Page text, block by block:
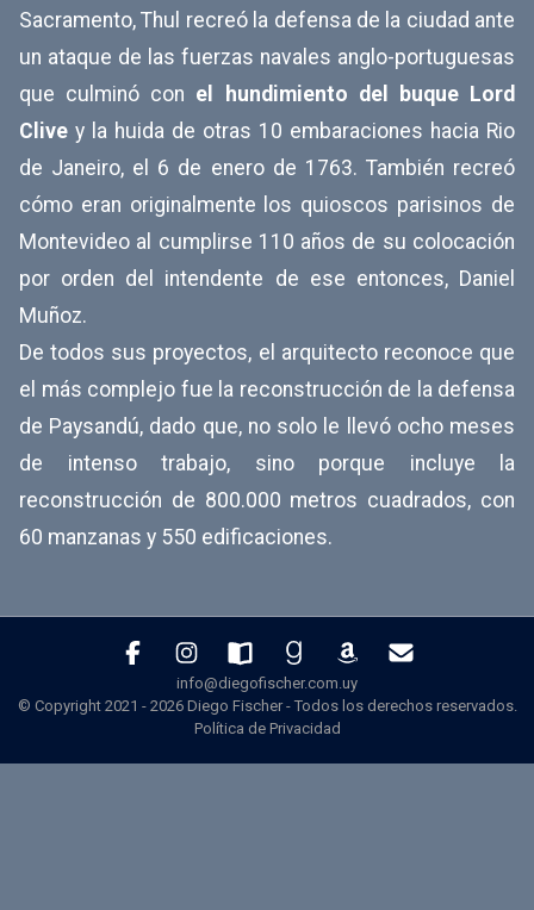
Sacramento, Thul recreó la defensa de la ciudad ante
un ataque de las fuerzas navales anglo-portuguesas
que culminó con el hundimiento del buque Lord
Clive y la huida de otras 10 embaraciones hacia Rio
de Janeiro, el 6 de enero de 1763. También recreó
cómo eran originalmente los quioscos parisinos de
Montevideo al cumplirse 110 años de su colocación
por orden del intendente de ese entonces, Daniel
Muñoz.
De todos sus proyectos, el arquitecto reconoce que
el más complejo fue la reconstrucción de la defensa
de Paysandú, dado que, no solo le llevó ocho meses
de intenso trabajo, sino porque incluye la
reconstrucción de 800.000 metros cuadrados, con
60 manzanas y 550 edificaciones.
info@diegofischer.com.uy
© Copyright 2021 - 2026Diego Fischer - Todos los derechos reservados.
Política de Privacidad